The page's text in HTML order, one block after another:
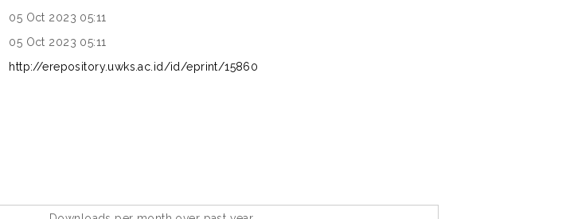
05 Oct 2023 05:11
05 Oct 2023 05:11
http://erepository.uwks.ac.id/id/eprint/15860